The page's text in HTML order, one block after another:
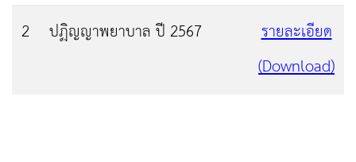
2 ปฏิญญาพยาบาล ปี 2567
รายละเอียด
(Download)